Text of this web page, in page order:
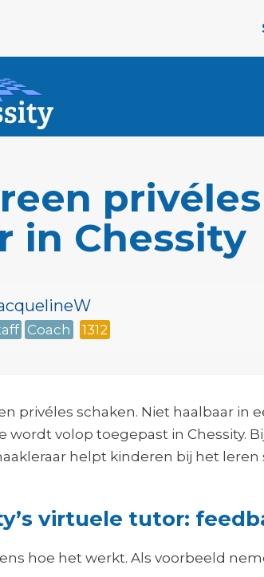
in Chessity
Coach 1312
privéles schaken. Niet haalbaar in
wordt volop toegepast in Chessity.
helpt kinderen bij het
virtuele tutor:
hoe het werkt. Als voorbeeld